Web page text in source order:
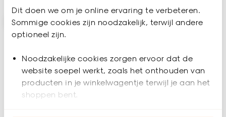
Dit doen we om je online ervaring te verbeteren.
Sommige cookies zijn noodzakelijk, terwijl andere
optioneel zijn.
Noodzakelijke cookies zorgen ervoor dat de
website soepel werkt, zoals het onthouden van
producten in je winkelwagentje terwijl je aan het
shoppen bent.